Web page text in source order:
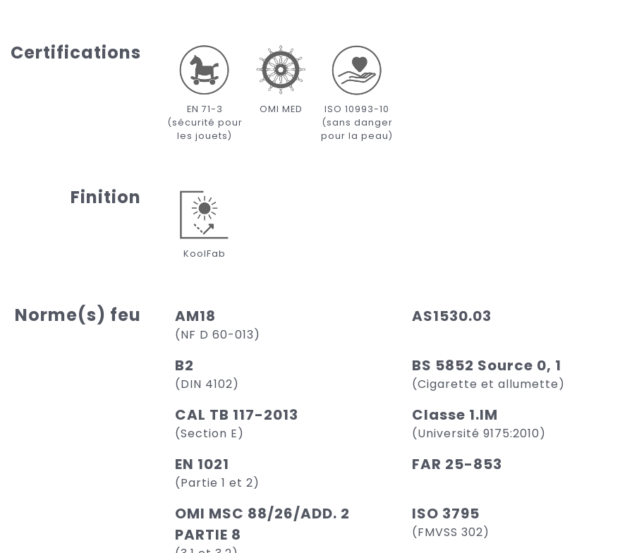
Certifications
EN 71-3
(sécurité pour
les jouets)
OMI MED
ISO 10993-10
(sans danger
pour la peau)
Finition
KoolFab
Norme(s) feu AM18
(NF D 60-013)
AS1530.03
B2
(DIN 4102)
BS 5852 Source 0, 1
(Cigarette et allumette)
CAL TB 117-2013
(Section E)
Classe 1.IM
(Université 9175:2010)
EN 1021
(Partie 1 et 2)
FAR 25-853
OMI MSC 88/26/ADD. 2
PARTIE 8
ISO 3795
(FMVSS 302)